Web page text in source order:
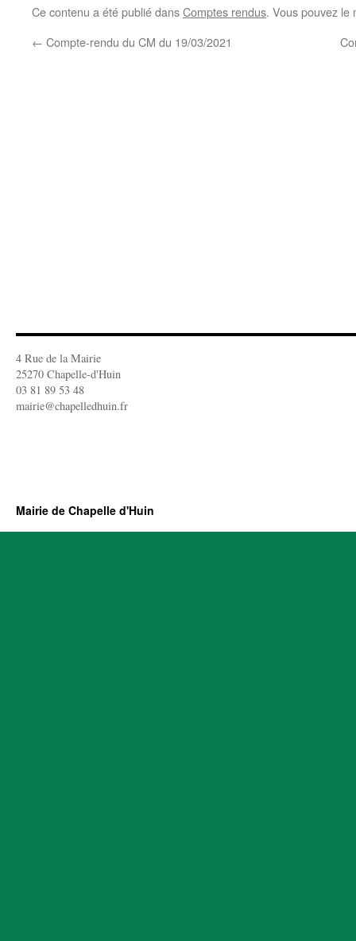
Ce contenu a été publié dansComptes rendus. Vous pouvez
← Compte-rendu du CM du 19/03/2021
4 Rue de la Mairie
25270 Chapelle-d'Huin
03 81 89 53 48
mairie@chapelledhuin.fr
Mairie de Chapelle d'Huin